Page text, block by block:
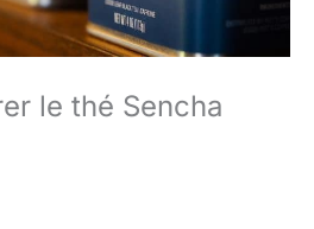
le thé Sencha